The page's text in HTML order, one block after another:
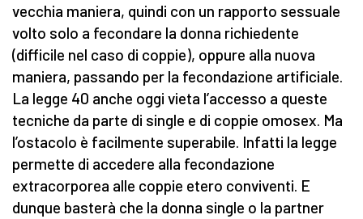
vecchia maniera, quindi con un rapporto sessuale
volto solo a fecondare la donna richiedente
(difficile nel caso di coppie), oppure alla nuova
maniera, passando per la fecondazione artificiale.
La legge 40 anche oggi vieta l’accesso a queste
tecniche da parte di single e di coppie omosex. Ma
l’ostacolo è facilmente superabile. Infatti la legge
permette di accedere alla fecondazione
extracorporea alle coppie etero conviventi. E
dunque basterà che la donna single o la partner